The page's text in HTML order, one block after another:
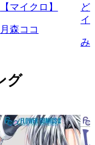
【マイクロ】
月森ココ
ど
イ
み
グ